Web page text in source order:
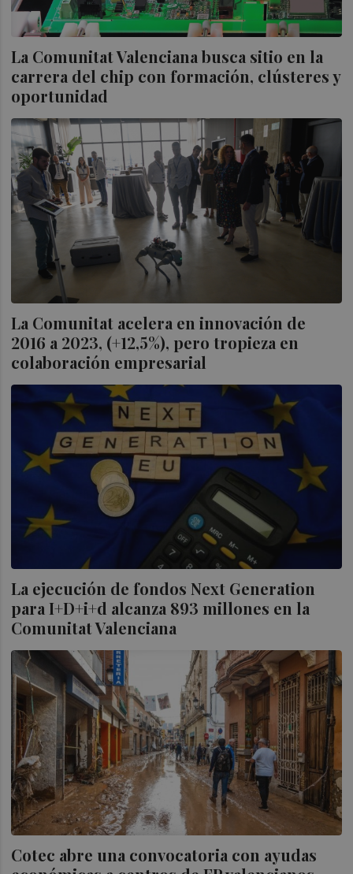
La Comunitat Valenciana busca sitio en la
carrera del chip con formación, clústeres y
oportunidad
La Comunitat acelera en innovación de
2016 a 2023, (+12,5%), pero tropieza en
colaboración empresarial
La ejecución de fondos Next Generation
para I+D+i+d alcanza 893 millones en la
Comunitat Valenciana
Cotec abre una convocatoria con ayudas